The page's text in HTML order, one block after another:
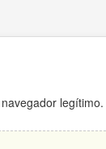
legítimo.